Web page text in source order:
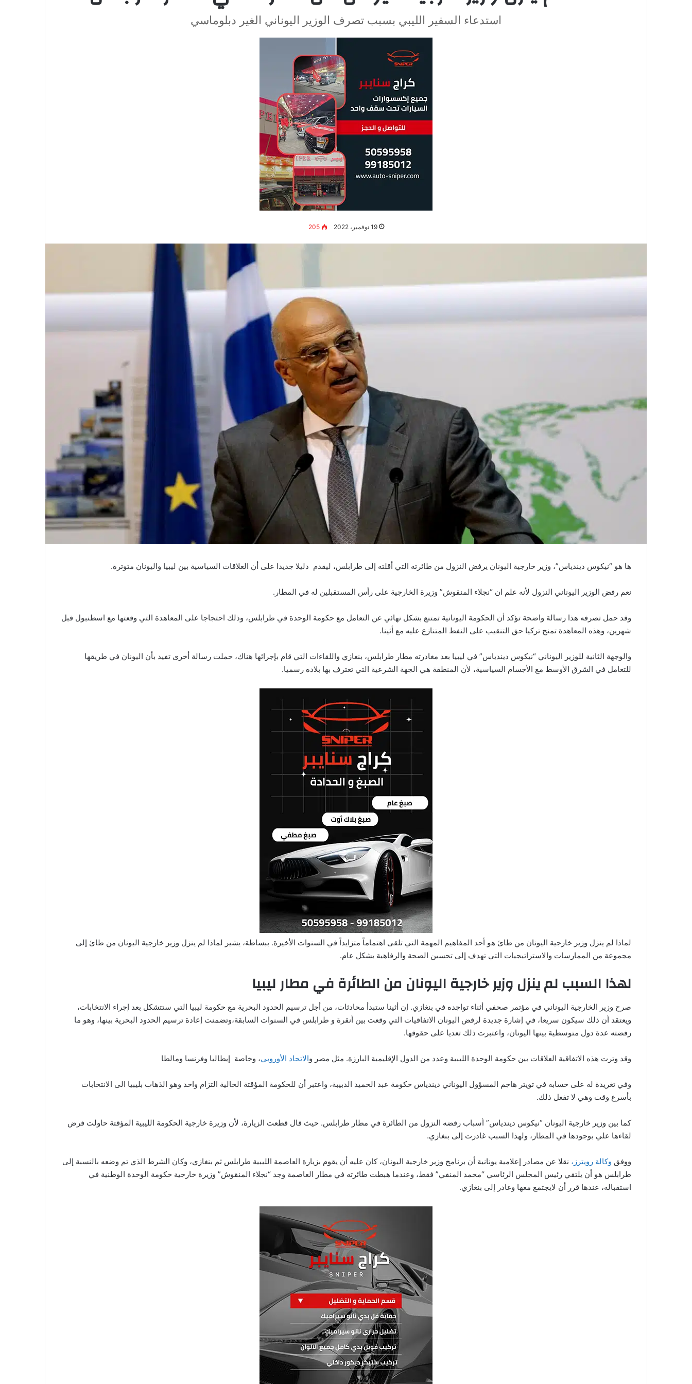
استدعاء السفير الليبي بسبب تصرف الوزير اليوناني الغير دبلوماسي
19 نوفمبر، 2022 205
ها هو “نيكوس ديندياس”، وزير خارجية اليونان يرفض النزول من طائرته التي أقلته إلى طرابلس، ليقدم دليلا جديدا على أن العلاقات السياسية بين ليبيا واليونان متوترة.
نعم رفض الوزير اليوناني النزول لأنه علم ان “نجلاء المنقوش” وزيرة الخارجية على رأس المستقبلين له في المطار.
وقد حمل تصرفه هذا رسالة واضحة تؤكد أن الحكومة اليونانية تمتنع بشكل نهائي عن التعامل مع حكومة الوحدة في طرابلس، وذلك احتجاجا على المعاهدة التي وقعتها مع اسطنبول قبل
شهرين، وهذه المعاهدة تمنح تركيا حق التنقيب على النفط المتنازع عليه مع أثينا.
والوجهة الثانية للوزير اليوناني “نيكوس ديندياس” في ليبيا بعد مغادرته مطار طرابلس، بنغازي واللقاءات التي قام بإجرائها هناك، حملت رسالة أخرى تفيد بأن اليونان في طريقها
للتعامل في الشرق الأوسط مع الأجسام السياسية، لأن المنطقة هي الجهة الشرعية التي تعترف بها بلاده رسميا.
لماذا لم ينزل وزير خارجية اليونان من طائ هو أحد المفاهيم المهمة التي تلقى اهتماماً متزايداً في السنوات الأخيرة. ببساطة، يشير لماذا لم ينزل وزير خارجية اليونان من طائ إلى
مجموعة من الممارسات والاستراتيجيات التي تهدف إلى تحسين الصحة والرفاهية بشكل عام.
لهذا السبب لم ينزل وزير خارجية اليونان من الطائرة في مطار ليبيا
صرح وزير الخارجية اليوناني في مؤتمر صحفي أثناء تواجده في بنغازي. إن أثينا ستبدأ محادثات، من أجل ترسيم الحدود البحرية مع حكومة ليبيا التي ستتشكل بعد إجراء الانتخابات،
ويعتقد أن ذلك سيكون سريعا، في إشارة جديدة لرفض اليونان الاتفاقيات التي وقعت بين أنقرة و طرابلس في السنوات السابقة،وتضمنت إعادة ترسيم الحدود البحرية بينها، وهو ما
رفضته عدة دول متوسطية بينها اليونان، واعتبرت ذلك تعديا على حقوقها.
وقد وترت هذه الاتفاقية العلاقات بين حكومة الوحدة الليبية وعدد من الدول الإقليمية البارزة. مثل مصر والاتحاد الأوروبي، وخاصة إيطاليا وفرنسا ومالطا
وفي تغريدة له على حسابه في تويتر هاجم المسؤول اليوناني ديندياس حكومة عبد الحميد الدبيبة، واعتبر أن للحكومة المؤقتة الحالية التزام واحد وهو الذهاب بليبيا الى الانتخابات
بأسرع وقت وهي لا تفعل ذلك.
كما بين وزير خارجية اليونان “نيكوس ديندياس” أسباب رفضه النزول من الطائرة في مطار طرابلس. حيث قال قطعت الزيارة، لأن وزيرة خارجية الحكومة الليبية المؤقتة حاولت فرض
لقاءها علي بوجودها في المطار، ولهذا السبب غادرت إلى بنغازي.
ووفق وكالة رويترز ، نقلا عن مصادر إعلامية يونانية أن برنامج وزير خارجية اليونان، كان عليه أن يقوم بزيارة العاصمة الليبية طرابلس ثم بنغازي، وكان الشرط الذي تم وضعه بالنسبة إلى
طرابلس هو أن يلتقي رئيس المجلس الرئاسي “محمد المنفي” فقط، وعندما هبطت طائرته في مطار العاصمة وجد “نجلاء المنقوش” وزيرة خارجية حكومة الوحدة الوطنية في
استقباله، عندها قرر أن لايجتمع معها وغادر إلى بنغازي.